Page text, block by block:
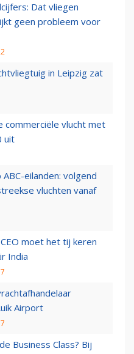
Dat vliegen
geen probleem voor
in Leipzig zat
commerciële vlucht met
uit
eilanden: volgend
vluchten vanaf
moet het tij keren
India
Airport
Business Class? Bij